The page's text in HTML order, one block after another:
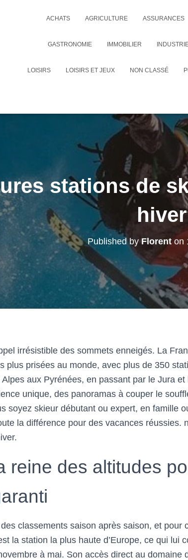
ACHATS AGRICULTURE ASSURANCES
GASTRONOMIE IMMOBILIER
LOISIRS LOISIRS ET JEUX NON CLASSÉ
stations de
hiver
Published byFlorenton
irrésistible des sommets enneigés. La
plus prisées au monde, avec plus de 350
aux Pyrénées, en passant par le Jura et
unique, des panoramas à couper le
soyez skieur débutant ou expert, en famille
la différence pour des vacances réussies.
reine des altitudes
classements saison après saison, et pour
la station la plus haute d’Europe, ce qui lui
à mai. Son accès direct au domaine